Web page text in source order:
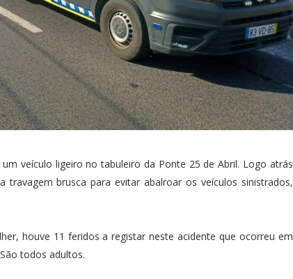
veículo ligeiro no tabuleiro da Ponte 25 de Abril. Logo atrás
brusca para evitar abalroar os veículos sinistrados,
houve 11 feridos a registar neste acidente que ocorreu em
todos adultos.